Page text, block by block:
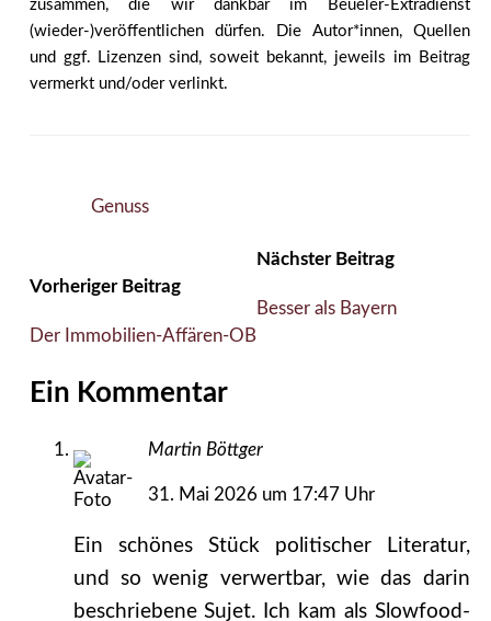
zusammen, die wir dankbar im Beueler-Extradienst
(wieder-)veröffentlichen dürfen. Die Autor*innen, Quellen
und ggf. Lizenzen sind, soweit bekannt, jeweils im Beitrag
vermerkt und/oder verlinkt.
Genuss
Vorheriger Beitrag
Der Immobilien-Affären-OB
Nächster Beitrag
Besser als Bayern
Ein Kommentar
Martin Böttger
31. Mai 2026 um 17:47 Uhr
Ein schönes Stück politischer Literatur,
und so wenig verwertbar, wie das darin
beschriebene Sujet. Ich kam als Slowfood-